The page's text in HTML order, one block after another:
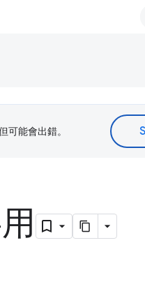
可能會出錯。